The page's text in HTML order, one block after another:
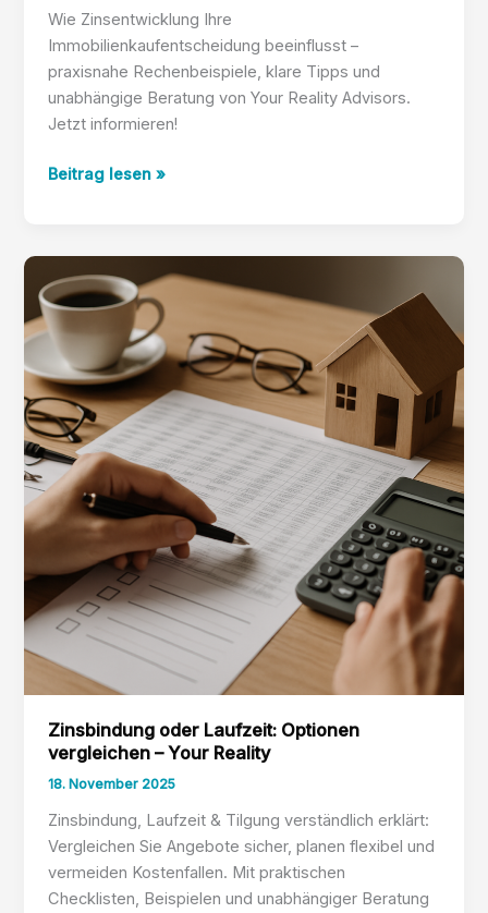
Wie Zinsentwicklung Ihre
Immobilienkaufentscheidung beeinflusst –
praxisnahe Rechenbeispiele, klare Tipps und
unabhängige Beratung von Your Reality Advisors.
Jetzt informieren!
Zinsentwicklung
Your
Reality
Advisors
Beitrag lesen »
Zinsbindung oder Laufzeit: Optionen
vergleichen – Your Reality
18. November 2025
Zinsbindung, Laufzeit & Tilgung verständlich erklärt:
Vergleichen Sie Angebote sicher, planen flexibel und
vermeiden Kostenfallen. Mit praktischen
Checklisten, Beispielen und unabhängiger Beratung